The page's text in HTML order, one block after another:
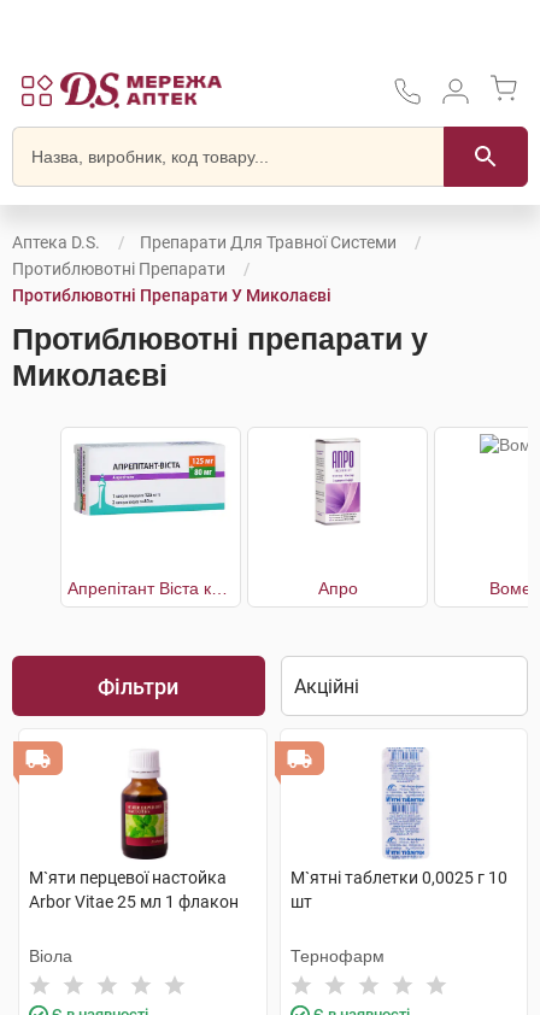
Аптека D.S.
Препарати Для Травної Системи
Протиблювотні Препарати
Протиблювотні Препарати У Миколаєві
Протиблювотні препарати у
Миколаєві
Апро
Фільтри
М`яти перцевої настойка
Arbor Vitae 25 мл 1 флакон
Віола
М`ятні таблетки 0,0025 г 10
шт
Тернофарм